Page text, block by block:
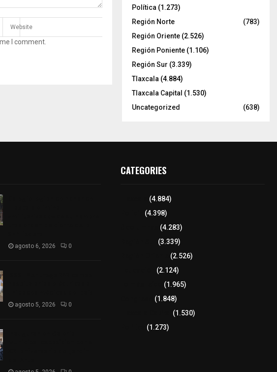
I comment.
Política (1.273)
Región Norte
(783)
Región Oriente (2.526)
Región Poniente (1.106)
Región Sur (3.339)
Tlaxcala (4.884)
Tlaxcala Capital (1.530)
Uncategorized
(638)
agosto 6, 2026 0
agosto 5, 2026 0
CATEGORIES
(4.884)
(4.398)
(4.283)
(3.339)
(2.526)
(2.124)
(1.965)
(1.848)
(1.530)
(1.273)